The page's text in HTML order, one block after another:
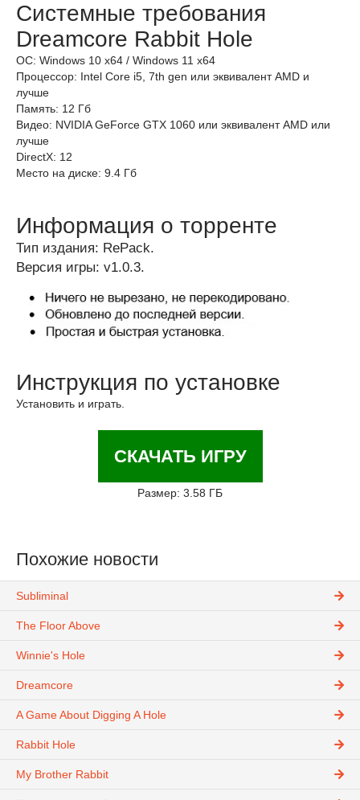
Системные требования
Dreamcore Rabbit Hole
ОС: Windows 10 x64 / Windows 11 x64
Процессор: Intel Core i5, 7th gen или эквивалент AMD и
лучше
Память: 12 Гб
Видео: NVIDIA GeForce GTX 1060 или эквивалент AMD или
лучше
DirectX: 12
Место на диске: 9.4 Гб
Информация о торренте
Тип издания: RePack.
Версия игры: v1.0.3.
Инструкция по установке
Установить и играть.
СКАЧАТЬ ИГРУ
Размер: 3.58 ГБ
Похожие новости
Subliminal
The Floor Above
Winnie's Hole
Dreamcore
A Game About Digging A Hole
Rabbit Hole
My Brother Rabbit